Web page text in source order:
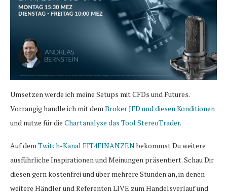
Umsetzen werde ich meine Setups mit CFDs und Futures.
Vorrangig handle ich mit demBroker JFD und diesen Konditionen
und nutze für die Chartanalyse das Tool StereoTrader.
Auf demTwitch-Kanal FIT4FINANZENbekommst Du weitere
ausführliche Inspirationen und Meinungen präsentiert. Schau Dir
diesen gern kostenfrei und über mehrere Stunden an, in denen
weitere Händler und Referenten LIVE zum Handelsverlauf und